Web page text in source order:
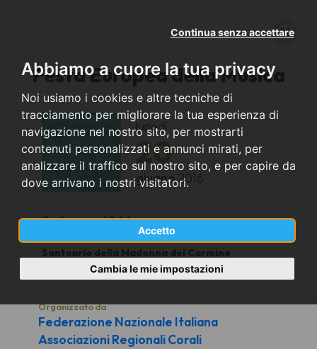
Abbiamo a cuore la tua privacy
Noi usiamo i cookies e altre tecniche di
tracciamento per migliorare la tua esperienza di
navigazione nel nostro sito, per mostrarti
contenuti personalizzati e annunci mirati, per
analizzare il traffico sul nostro sito, e per capire da
dove arrivano i nostri visitatori.
Accetto
Continua senza accettare
Cambia le mie impostazioni
Festa Europea della Musica
lunedì
20
giugno 2016
Salerno (SA)
Santuario della Madonna del Carmine
Organizzato da
Federazione Nazionale Italiana
Associazioni Regionali Corali